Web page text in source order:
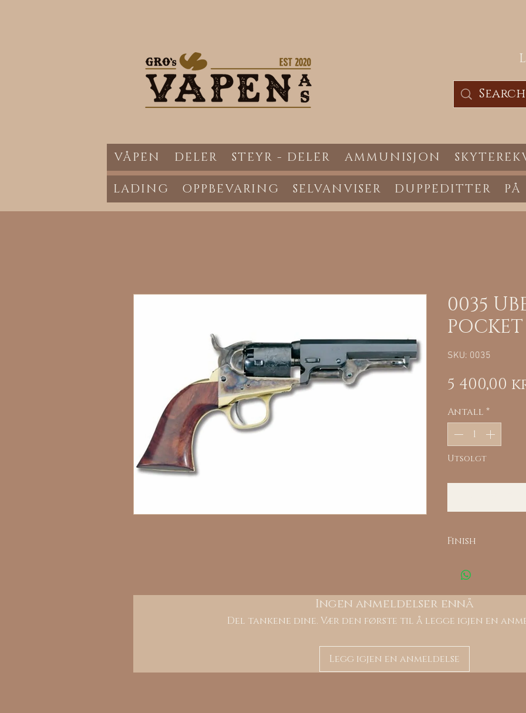
VÅPEN DELER STEYR - DELER AMMUNISJON
LADING OPPBEVARING SELVANVISER DUPPEDITTER PÅ
0035
POCKET
SKU: 0035
5 400,00
Antall *
Utsolgt
Finish
000:
A00:
B02:
Ingen anmeldelser ennå
Del tankene dine. Vær den første til å legge igjen en
Legg igjen en anmeldelse